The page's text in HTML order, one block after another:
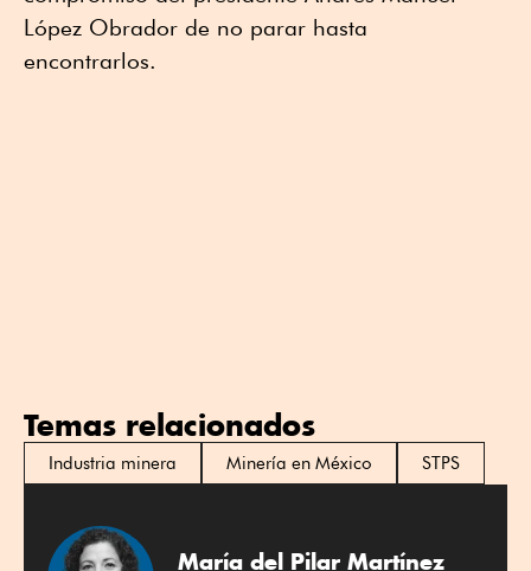
López Obrador de no parar hasta
encontrarlos.
Temas relacionados
Industria minera Minería en México STPS
María del Pilar Martínez